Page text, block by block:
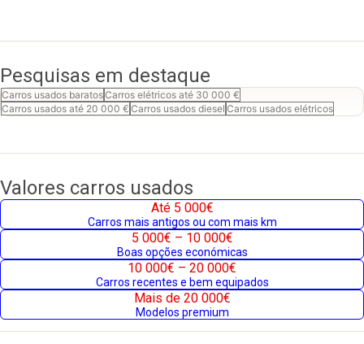
Pesquisas em destaque
Carros usados baratosCarros elétricos até 30 000 €
Carros usados até 20 000 € Carros usados diesel Carros usados elétricos
Valores carros usados
Até 5 000€
Carros mais antigos ou com mais km
5 000€ – 10 000€
Boas opções económicas
10 000€ – 20 000€
Carros recentes e bem equipados
Mais de 20 000€
Modelos premium